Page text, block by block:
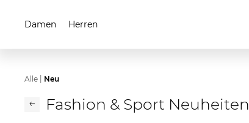
Damen Herren
Alle Neu
Fashion & Sport Neuheiten